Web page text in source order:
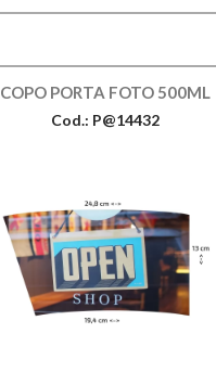
COPO PORTA FOTO 500ML
Cod.: P@14432